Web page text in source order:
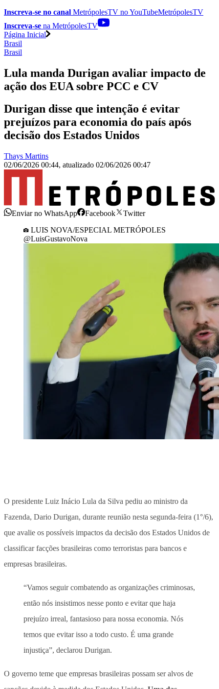
Inscreva-se no canal MetrópolesTV noYouTubeMetrópolesTV
Inscreva-se na MetrópolesTV
Página Inicial
Brasil
Brasil
Lula manda Durigan avaliar impacto de
ação dos EUA sobre PCC e CV
Durigan disse que intenção é evitar
prejuízos para economia do país após
decisão dos Estados Unidos
Thays Martins
02/06/2026 00:44, atualizado 02/06/2026 00:47
Enviar no WhatsApp Facebook
Twitter
LUIS NOVA/ESPECIAL METRÓPOLES
@LuisGustavoNova
O presidente Luiz Inácio Lula da Silva pediu ao ministro da
Fazenda, Dario Durigan, durante reunião nesta segunda-feira (1°/6),
que avalie os possíveis impactos da decisão dos Estados Unidos de
classificar facções brasileiras como terroristas para bancos e
empresas brasileiras.
“Vamos seguir combatendo as organizações criminosas,
então nós insistimos nesse ponto e evitar que haja
prejuízo irreal, fantasioso para nossa economia. Nós
temos que evitar isso a todo custo. É uma grande
injustiça”, declarou Durigan.
O governo teme que empresas brasileiras possam ser alvos de